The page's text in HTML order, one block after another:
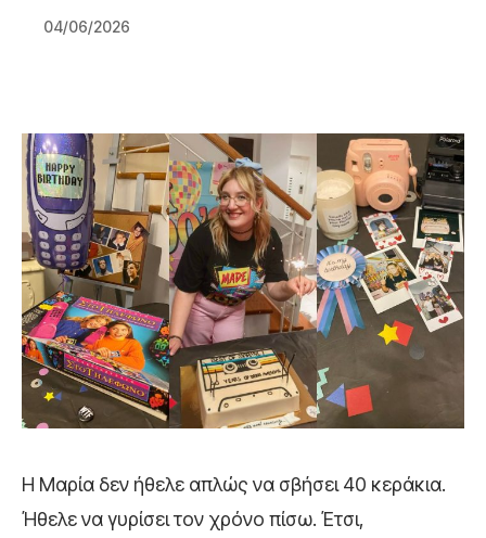
04/06/2026
Η Μαρία δεν ήθελε απλώς να σβήσει 40 κεράκια.
Ήθελε να γυρίσει τον χρόνο πίσω. Έτσι,